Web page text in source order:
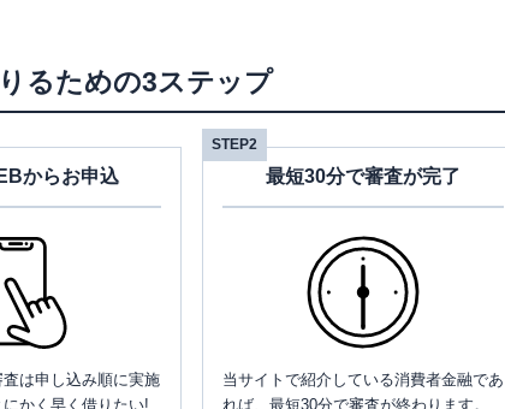
るための3ステップ
からお申込
は申し込み順に実施
かく早く借りたい!
STEP2
最短30分で審査が完了
当サイトで紹介している消費者金融であ
れば、最短30分で審査が終わります。